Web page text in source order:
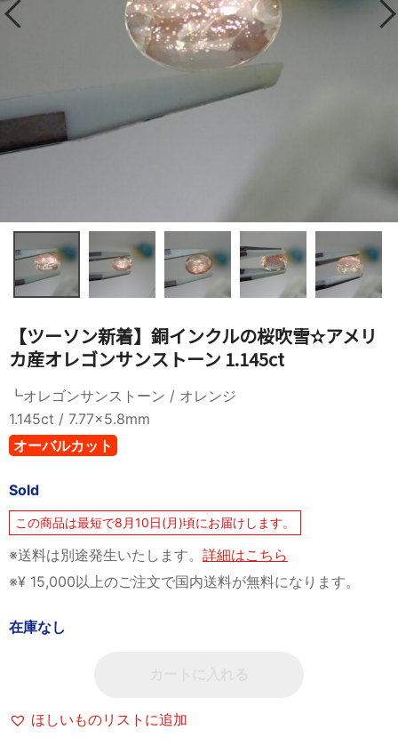
【ツーソン新着】銅インクルの桜吹雪✫アメリ
カ産オレゴンサンストーン 1.145ct
┗オレゴンサンストーン / オレンジ
1.145ct / 7.77x5.8mm
オーバルカット
Sold
この商品は最短で8月10日(月)頃にお届けします。
※送料は別途発生いたします。 詳細はこちら
※¥ 15,000以上のご注文で国内送料が無料になります。
在庫なし
ほしいものリストに追加